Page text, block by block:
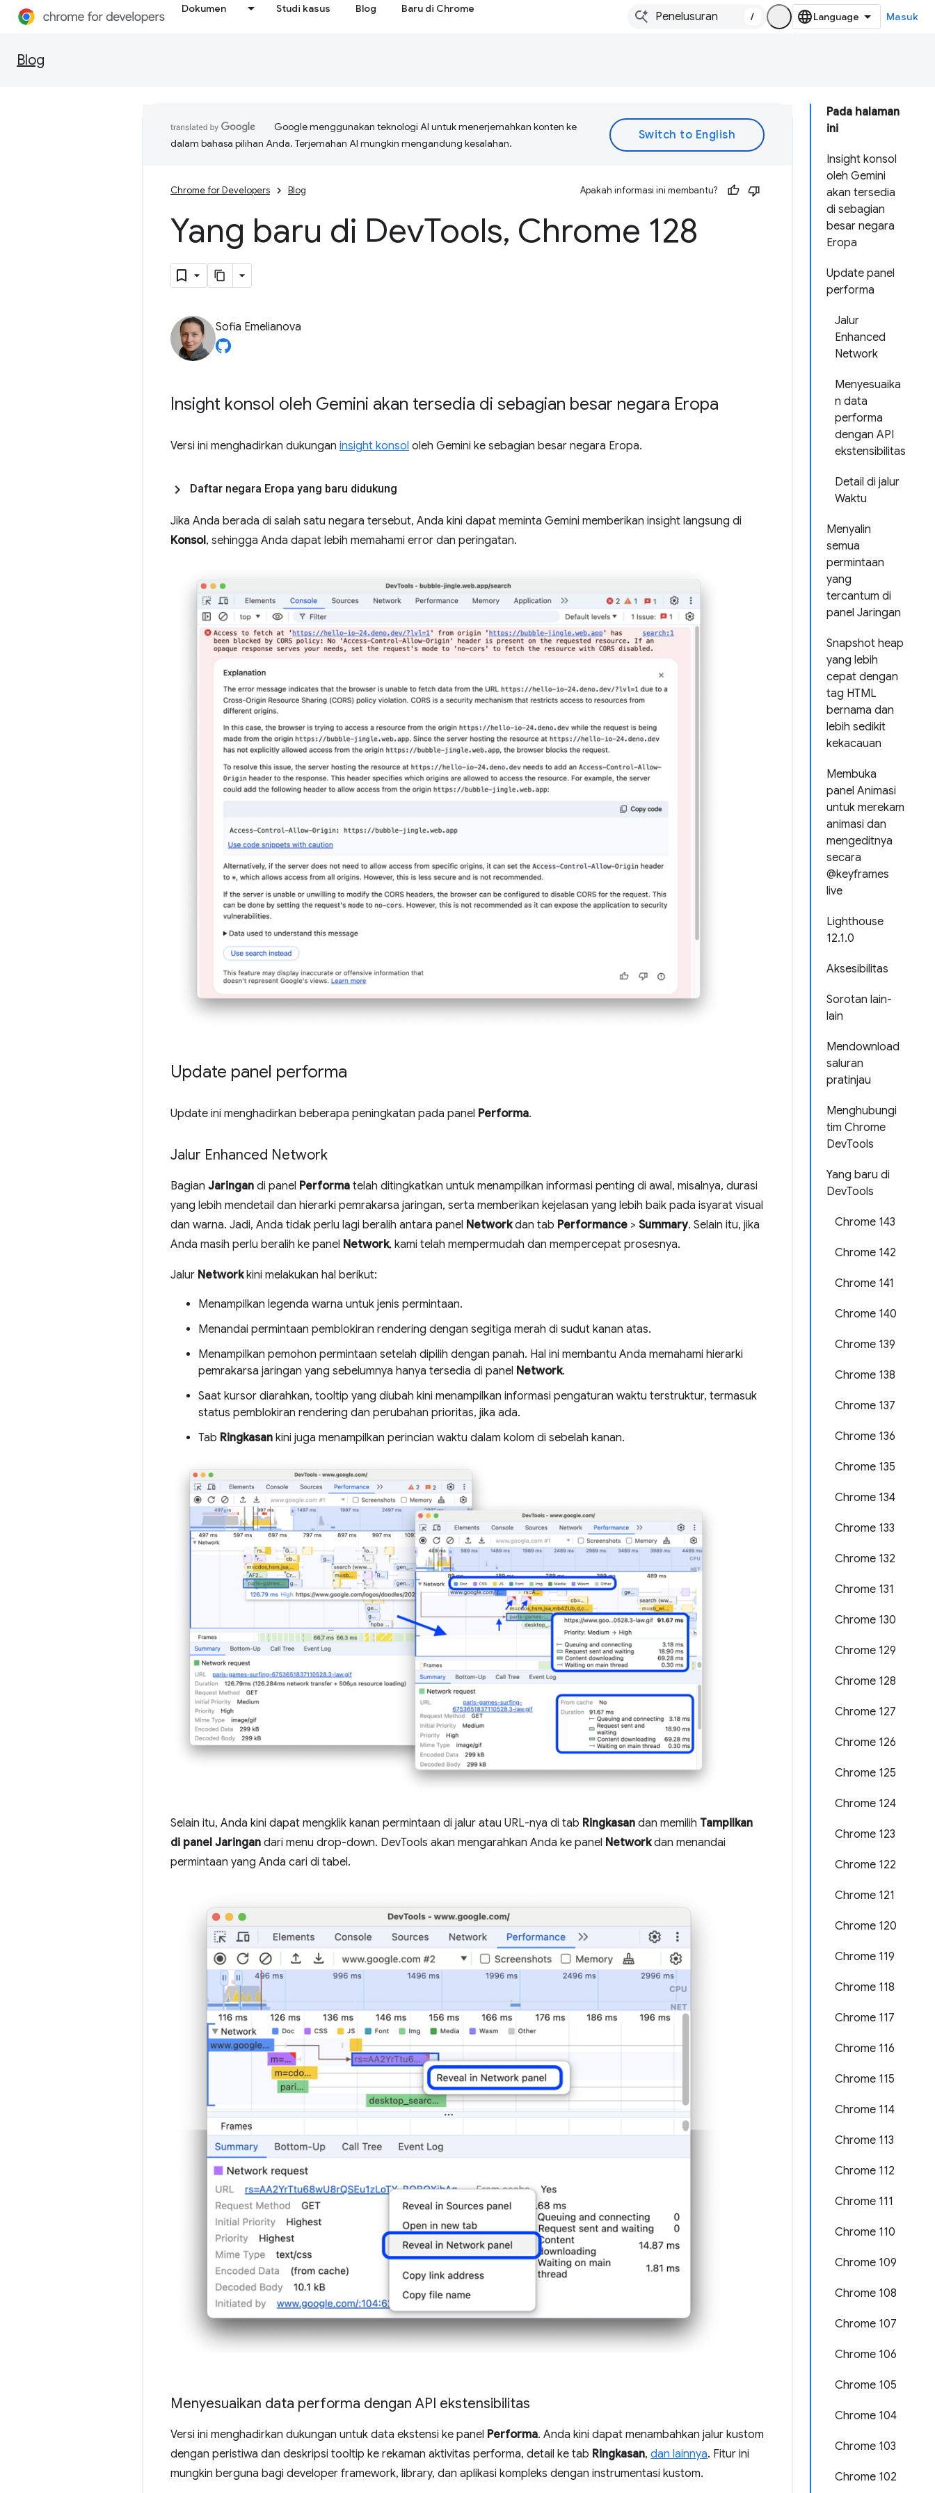
Dokumen Studi kasus Blog Baru di Chrome
/ Masuk
Blog
Pada halaman
ini
Insight konsol
oleh Gemini
akan tersedia
di sebagian
besar negara
Eropa
Update panel
performa
Jalur
Enhanced
Network
Menyesuaika
n data
performa
dengan API
ekstensibilitas
Detail di jalur
Waktu
Menyalin
semua
permintaan
yang
tercantum di
panel Jaringan
Snapshot heap
yang lebih
cepat dengan
tag HTML
bernama dan
lebih sedikit
kekacauan
Membuka
panel Animasi
untuk merekam
animasi dan
mengeditnya
secara
@keyframes
live
Lighthouse
12.1.0
Aksesibilitas
Sorotan lain-
lain
Mendownload
saluran
pratinjau
Menghubungi
tim Chrome
DevTools
Yang baru di
DevTools
Chrome 143
Chrome 142
Chrome 141
Chrome 140
Chrome 139
Chrome 138
Chrome 137
Chrome 136
Chrome 135
Chrome 134
Chrome 133
Chrome 132
Chrome 131
Chrome 130
Chrome 129
Chrome 128
Chrome 127
Chrome 126
Chrome 125
Chrome 124
Chrome 123
Chrome 122
Chrome 121
Chrome 120
Chrome 119
Chrome 118
Chrome 117
Chrome 116
Chrome 115
Chrome 114
Chrome 113
Chrome 112
Chrome 111
Chrome 110
Chrome 109
Chrome 108
Chrome 107
Chrome 106
Chrome 105
Chrome 104
Chrome 103
Chrome 102
Google menggunakan teknologi AI untuk menerjemahkan konten ke
dalam bahasa pilihan Anda. Terjemahan AI mungkin mengandung kesalahan.
Chrome for Developers Blog Apakah informasi ini membantu?
Yang baru di DevTools, Chrome 128
Sofia Emelianova
Insight konsol oleh Gemini akan tersedia di sebagian besar negara Eropa
Versi ini menghadirkan dukungan insight konsol oleh Gemini ke sebagian besar negara Eropa.
Daftar negara Eropa yang baru didukung
Jika Anda berada di salah satu negara tersebut, Anda kini dapat meminta Gemini memberikan insight langsung di
Konsol, sehingga Anda dapat lebih memahami error dan peringatan.
Update panel performa
Update ini menghadirkan beberapa peningkatan pada panel Performa.
Jalur Enhanced Network
Bagian Jaringan di panel Performa telah ditingkatkan untuk menampilkan informasi penting di awal, misalnya, durasi
yang lebih mendetail dan hierarki pemrakarsa jaringan, serta memberikan kejelasan yang lebih baik pada isyarat visual
dan warna. Jadi, Anda tidak perlu lagi beralih antara panel Networkdan tab Performance > Summary. Selain itu, jika
Anda masih perlu beralih ke panel Network, kami telah mempermudah dan mempercepat prosesnya.
Jalur Networkkini melakukan hal berikut:
Menampilkan legenda warna untuk jenis permintaan.
Menandai permintaan pemblokiran rendering dengan segitiga merah di sudut kanan atas.
Menampilkan pemohon permintaan setelah dipilih dengan panah. Hal ini membantu Anda memahami hierarki
pemrakarsa jaringan yang sebelumnya hanya tersedia di panel Network.
Saat kursor diarahkan, tooltip yang diubah kini menampilkan informasi pengaturan waktu terstruktur, termasuk
status pemblokiran rendering dan perubahan prioritas, jika ada.
Tab Ringkasan kini juga menampilkan perincian waktu dalam kolom di sebelah kanan.
Selain itu, Anda kini dapat mengklik kanan permintaan di jalur atau URL-nya di tab Ringkasan dan memilih Tampilkan
di panel Jaringan dari menu drop-down. DevTools akan mengarahkan Anda ke panel Networkdan menandai
permintaan yang Anda cari di tabel.
Menyesuaikan data performa dengan API ekstensibilitas
Versi ini menghadirkan dukungan untuk data ekstensi ke panel Performa. Anda kini dapat menambahkan jalur kustom
dengan peristiwa dan deskripsi tooltip ke rekaman aktivitas performa, detail ke tab Ringkasan, dan lainnya. Fitur ini
mungkin berguna bagi developer framework, library, dan aplikasi kompleks dengan instrumentasi kustom.